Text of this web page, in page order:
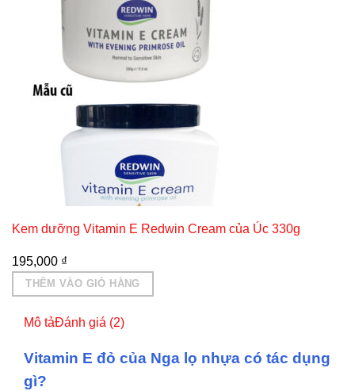
Kem dưỡng Vitamin E Redwin Cream của Úc 330g
195,000 ₫
THÊM VÀO GIỎ HÀNG
Mô tảĐánh giá (2)
Vitamin E đỏ của Nga lọ nhựa có tác dụng
gì?